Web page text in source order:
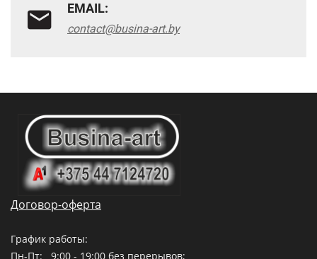
EMAIL:
contact@busina-art.by
Договор-оферта
График работы:
Пн-Пт: 9:00 - 19:00 без перерывов;